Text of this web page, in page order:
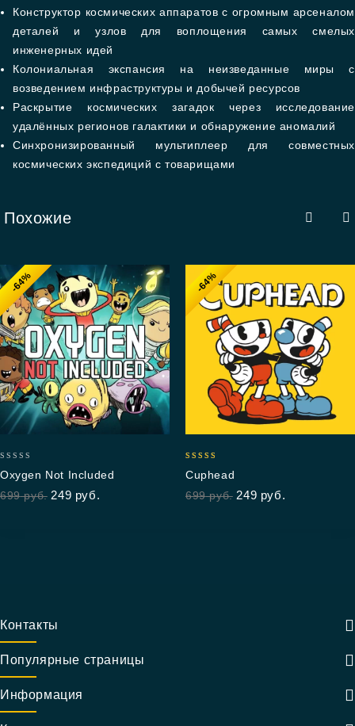
Конструктор космических аппаратов с огромным арсеналом
деталей и узлов для воплощения самых смелых
инженерных идей
Колониальная экспансия на неизведанные миры с
возведением инфраструктуры и добычей ресурсов
Раскрытие космических загадок через исследование
удалённых регионов галактики и обнаружение аномалий
Синхронизированный мультиплеер для совместных
космических экспедиций с товарищами
Похожие
-64%
out
of
Oxygen Not Included
699руб. 249 руб.
-64%
out of 5
Cuphead
699руб. 249 руб.
Контакты
Популярные страницы
Информация